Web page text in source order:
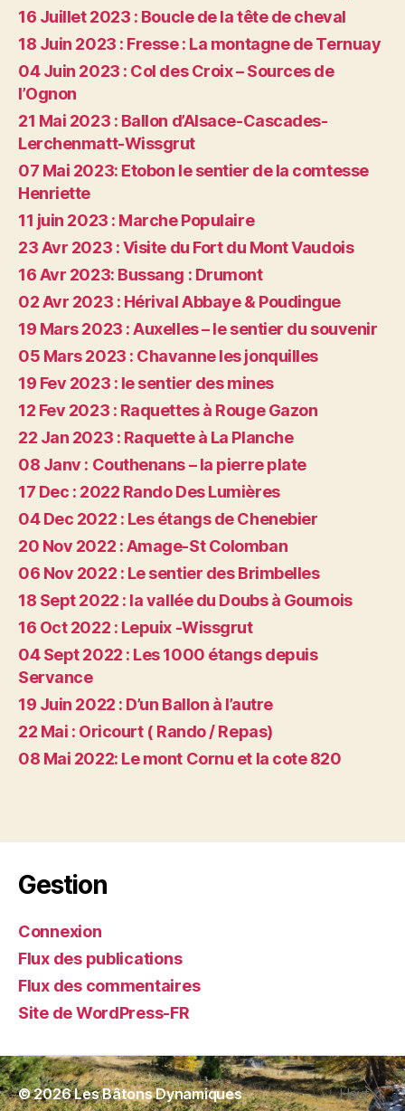
16 Juillet 2023 : Boucle de la tête de cheval
18 Juin 2023 : Fresse : La montagne de Ternuay
04 Juin 2023 : Col des Croix – Sources de
l’Ognon
21 Mai 2023 : Ballon d’Alsace-Cascades-
Lerchenmatt-Wissgrut
07 Mai 2023: Etobon le sentier de la comtesse
Henriette
11 juin 2023 : Marche Populaire
23 Avr 2023 : Visite du Fort du Mont Vaudois
16 Avr 2023: Bussang : Drumont
02 Avr 2023 : Hérival Abbaye & Poudingue
19 Mars 2023 : Auxelles – le sentier du souvenir
05 Mars 2023 : Chavanne les jonquilles
19 Fev 2023 : le sentier des mines
12 Fev 2023 : Raquettes à Rouge Gazon
22 Jan 2023 : Raquette à La Planche
08 Janv : Couthenans – la pierre plate
17 Dec : 2022 Rando Des Lumières
04 Dec 2022 : Les étangs de Chenebier
20 Nov 2022 : Amage-St Colomban
06 Nov 2022 : Le sentier des Brimbelles
18 Sept 2022 : la vallée du Doubs à Goumois
16 Oct 2022 : Lepuix -Wissgrut
04 Sept 2022 : Les 1000 étangs depuis
Servance
19 Juin 2022 : D’un Ballon à l’autre
22 Mai : Oricourt ( Rando / Repas)
08 Mai 2022: Le mont Cornu et la cote 820
Gestion
Connexion
Flux des publications
Flux des commentaires
Site de WordPress-FR
© 2026Les Bâtons Dynamiques Haut↑